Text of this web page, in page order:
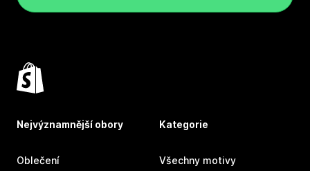
Nejvýznamnější obory
Oblečení
Kategorie
Všechny motivy